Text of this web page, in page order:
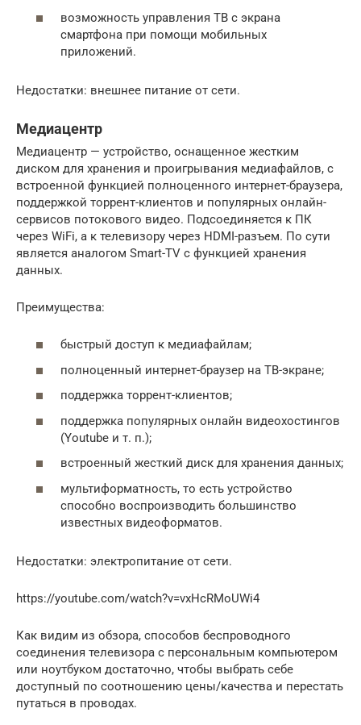
возможность управления ТВ с экрана
смартфона при помощи мобильных
приложений.
Недостатки: внешнее питание от сети.
Медиацентр
Медиацентр — устройство, оснащенное жестким
диском для хранения и проигрывания медиафайлов, с
встроенной функцией полноценного интернет-браузера,
поддержкой торрент-клиентов и популярных онлайн-
сервисов потокового видео. Подсоединяется к ПК
через WiFi, а к телевизору через HDMI-разъем. По сути
является аналогом Smart-TV c функцией хранения
данных.
Преимущества:
быстрый доступ к медиафайлам;
полноценный интернет-браузер на ТВ-экране;
поддержка торрент-клиентов;
поддержка популярных онлайн видеохостингов
(Youtube и т. п.);
встроенный жесткий диск для хранения данных;
мультиформатность, то есть устройство
способно воспроизводить большинство
известных видеоформатов.
Недостатки: электропитание от сети.
https://youtube.com/watch?v=vxHcRMoUWi4
Как видим из обзора, способов беспроводного
соединения телевизора с персональным компьютером
или ноутбуком достаточно, чтобы выбрать себе
доступный по соотношению цены/качества и перестать
путаться в проводах.